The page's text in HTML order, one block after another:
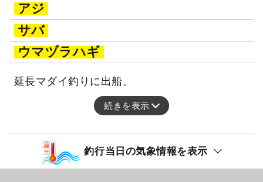
アジ
サバ
ウマヅラハギ
延長マダイ釣りに出船。
続きを表示
釣行当日の気象情報を表示